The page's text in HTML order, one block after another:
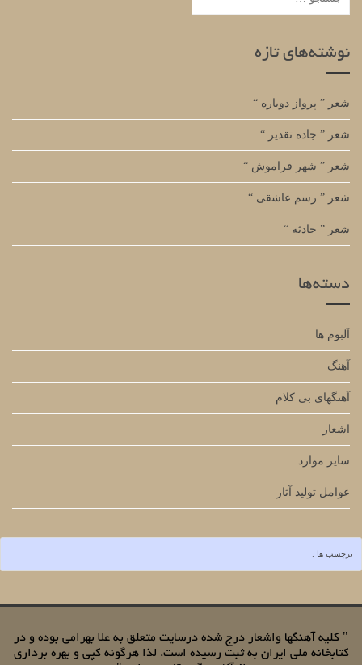
برای:
نوشته‌های تازه
شعر ” پرواز دوباره “
شعر ” جاده تقدیر “
شعر ” شهر فراموش “
شعر ” رسم عاشقی “
شعر ” حادثه “
دسته‌ها
آلبوم ها
آهنگ
آهنگهای بی کلام
اشعار
سایر موارد
عوامل تولید آثار
برچسب ها :
" کلیه آهنگها واشعار درج شده درسایت متعلق به علا بهرامی بوده و در
کتابخانه ملی ایران به ثبت رسیده است. لذا هرگونه کپی و بهره برداری